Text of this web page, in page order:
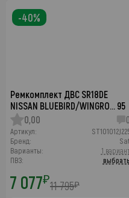
Ремкомплект ДВС SR18DE
NISSAN BLUEBIRD/WINGRO… 95
0,00
0
Артикул:
Бренд:
Sat
Варианты:
1
ПВЗ:
выбрать
7 077₽11 795₽
-40%